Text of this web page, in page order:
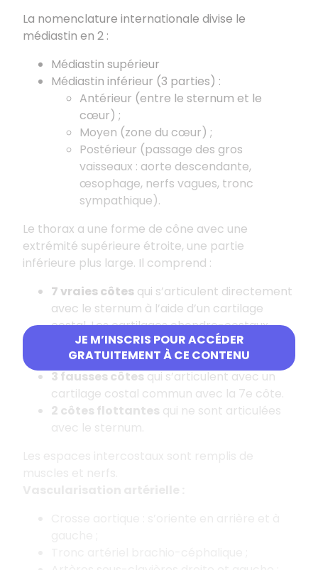
JE M’INSCRIS POUR ACCÉDER
GRATUITEMENT À CE CONTENU
La nomenclature internationale divise le
médiastin en 2 :
Médiastin supérieur
Médiastin inférieur (3 parties) :
Antérieur (entre le sternum et le
cœur) ;
Moyen (zone du cœur) ;
Postérieur (passage des gros
vaisseaux : aorte descendante,
œsophage, nerfs vagues, tronc
sympathique).
Le thorax a une forme de cône avec une
extrémité supérieure étroite, une partie
inférieure plus large. Il comprend :
7 vraies côtes qui s’articulent directement
avec le sternum à l’aide d’un cartilage
costal. Les cartilages chondro-costaux
sont de plus en plus large à mesure que l’on
va vers le bas.
3 fausses côtes qui s’articulent avec un
cartilage costal commun avec la 7e côte.
2 côtes flottantes qui ne sont articulées
avec le sternum.